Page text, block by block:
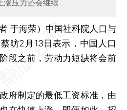
涨压力还会继续
于海荣） 中国社科院人口与
昉2月13日表示，中国人口
段之前，劳动力短缺将会前
制定的最低工资标准，由